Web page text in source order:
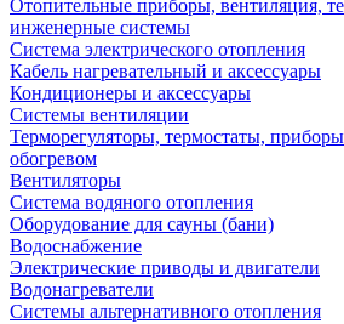
Отопительные приборы, вентиляция,
инженерные системы
Система электрического отопления
Кабель нагревательный и аксессуары
Кондиционеры и аксессуары
Системы вентиляции
Терморегуляторы, термостаты,
обогревом
Вентиляторы
Система водяного отопления
Оборудование для сауны (бани)
Водоснабжение
Электрические приводы и двигатели
Водонагреватели
Системы альтернативного отопления